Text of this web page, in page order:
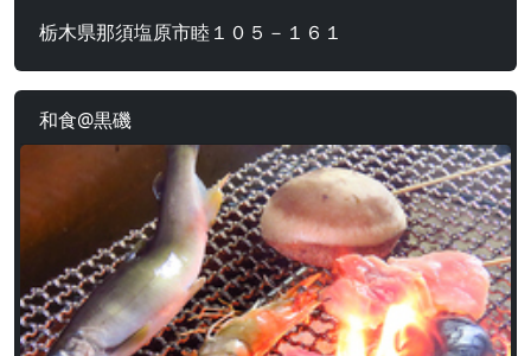
栃木県那須塩原市睦１０５－１６１
和食@黒磯